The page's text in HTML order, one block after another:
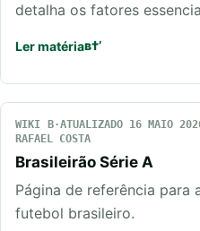
detalha os fatores
Ler matéria
WIKI ATUALIZADO 16 MAIO
RAFAEL COSTA
Brasileirão Série A
Página de referência para
futebol brasileiro.